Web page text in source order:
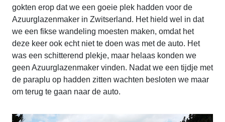
gokten erop dat we een goeie plek hadden voor de
Azuurglazenmaker in Zwitserland. Het hield wel in dat
we een fikse wandeling moesten maken, omdat het
deze keer ook echt niet te doen was met de auto. Het
was een schitterend plekje, maar helaas konden we
geen Azuurglazenmaker vinden. Nadat we een tijdje met
de paraplu op hadden zitten wachten besloten we maar
om terug te gaan naar de auto.